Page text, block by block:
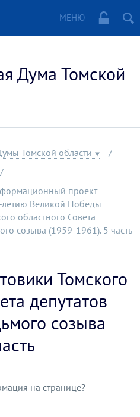
МЕНЮ
Дума Томской
Томской области
проект
Великой Победы
областного Совета
созыва (1959-1961). 5 часть
Томского
депутатов
созыва
на странице?